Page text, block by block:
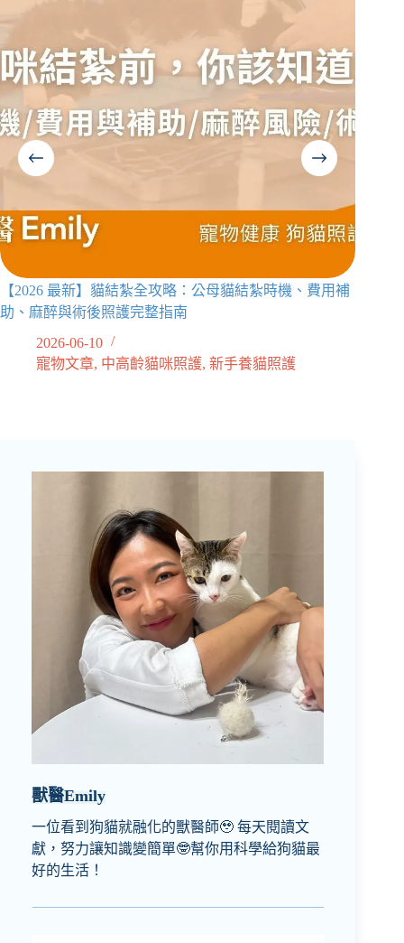
【2026 最新】貓結紮全攻略：公母貓結紮時機、費用補
助、麻醉與術後照護完整指南
2026-06-10
寵物文章, 中高齡貓咪照護, 新手養貓照護
獸醫Emily
一位看到狗貓就融化的獸醫師🥹 每天閱讀文
獻，努力讓知識變簡單🤓幫你用科學給狗貓最
好的生活！